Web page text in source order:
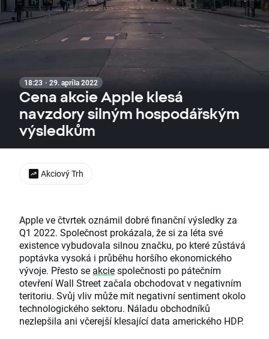
18:23 · 29. apríla 2022
Cena akcie Apple klesá
navzdory silným hospodářským
výsledkům
Apple ve čtvrtek oznámil dobré finanční výsledky za
Q1 2022. Společnost prokázala, že si za léta své
existence vybudovala silnou značku, po které zůstává
poptávka vysoká i průběhu horšího ekonomického
vývoje. Přesto se akciespolečnosti po pátečním
otevření Wall Street začala obchodovat v negativním
teritoriu. Svůj vliv může mít negativní sentiment okolo
technologického sektoru. Náladu obchodníků
nezlepšila ani včerejší klesající data amerického HDP.
Akciový Trh